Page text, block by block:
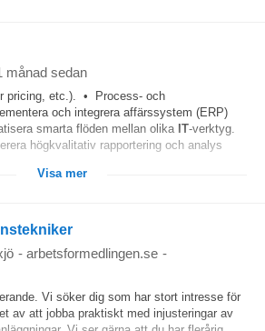
månad sedan
pricing, etc.). • Process- och
och integrera affärssystem (ERP)
smarta flöden mellan olika IT-verktyg.
högkvalitativ rapportering och analys
Visa mer
- arbetsformedlingen.se -
Vi söker dig som har stort intresse för
av att jobba praktiskt med injusteringar av